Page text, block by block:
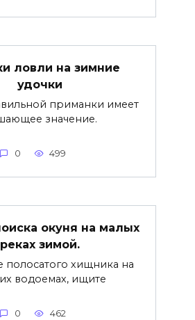
ловли на зимние
удочки
приманки имеет
значение.
0 499
окуня на малых
реках зимой.
полосатого хищника на
водоемах, ищите
0 462